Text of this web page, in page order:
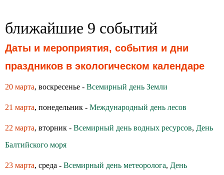
ближайшие 9 событий
Даты и мероприятия, события и дни
праздников в экологическом календаре
20 марта, воскресенье - Всемирный день Земли
21 марта, понедельник - Международный день лесов
22 марта, вторник - Всемирный день водных ресурсов, День
Балтийского моря
23 марта, среда - Всемирный день метеоролога, День